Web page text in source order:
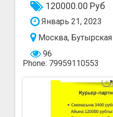
120000.00 Руб
Январь 21, 2023
Москва, Бутырская
96
Phone: 79959110553